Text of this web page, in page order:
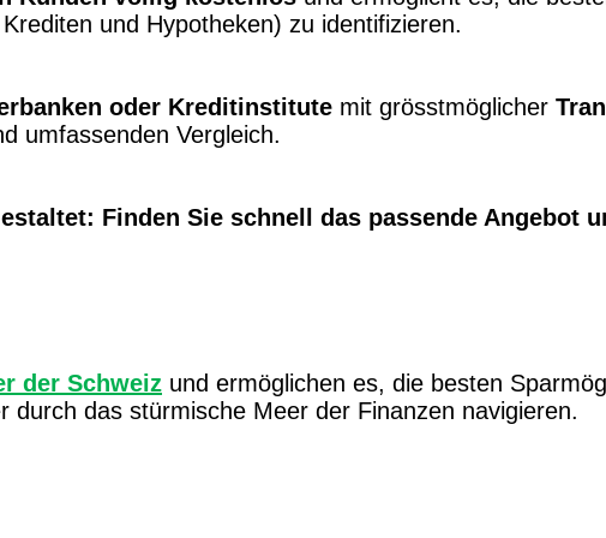
und Hypotheken) zu identifizieren.
oder Kreditinstitute mit grösstmöglicher
umfassenden Vergleich.
Finden Sie schnell das passende Angebot
der Schweiz und ermöglichen es, die besten
das stürmische Meer der Finanzen navigieren.